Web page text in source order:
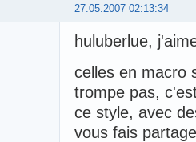
27.05.2007 02:13:34
huluberlue,
celles en macro
trompe pas,
ce style, avec
vous fais